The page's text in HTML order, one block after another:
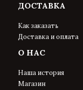
ДОСТАВКА
Как заказать
Доставка и оплата
О НАС
Наша история
Магазин